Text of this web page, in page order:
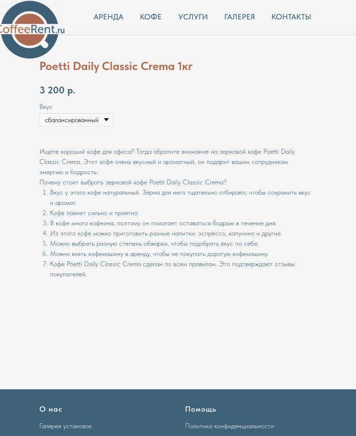
АРЕНДА КОФЕ УСЛУГИ ГАЛЕРЕЯ КОНТАКТЫ
Poetti Daily Classic Crema 1кг
3 200 р.
Вкус
Ищете хороший кофе для офиса? Тогда обратите внимание на зерновой кофе Poetti Daily
Classic Crema. Этот кофе очень вкусный и ароматный, он подарит вашим сотрудникам
энергию и бодрость.
Почему стоит выбрать зерновой кофе Poetti Daily Classic Crema?
Вкус у этого кофе натуральный. Зёрна для него тщательно отбирают, чтобы сохранить вкус
и аромат.
Кофе пахнет сильно и приятно.
В кофе много кофеина, поэтому он помогает оставаться бодрым в течение дня.
Из этого кофе можно приготовить разные напитки: эспрессо, капучино и другие.
Можно выбрать разную степень обжарки, чтобы подобрать вкус по себе.
Можно взять кофемашину в аренду, чтобы не покупать дорогую кофемашину.
Кофе Poetti Daily Classic Crema сделан по всем правилам. Это подтверждают отзывы
покупателей.
О нас
Галерея установок
Помощь
Политика конфиденциальности